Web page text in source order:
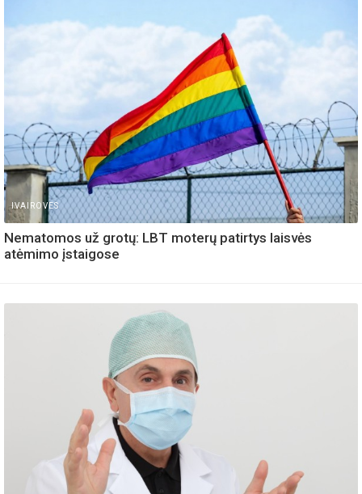
IVAIROVES
Nematomos už grotų: LBT moterų patirtys laisvės
atėmimo įstaigose